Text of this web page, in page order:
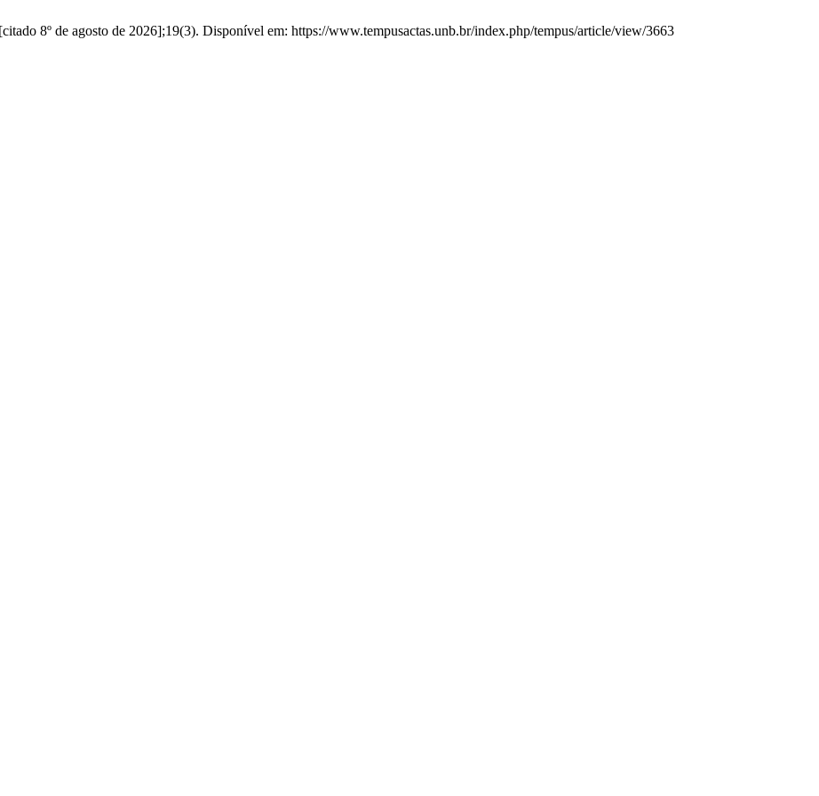
8º de agosto de 2026];19(3). Disponível em: https://www.tempusactas.unb.br/index.php/tempus/article/view/3663